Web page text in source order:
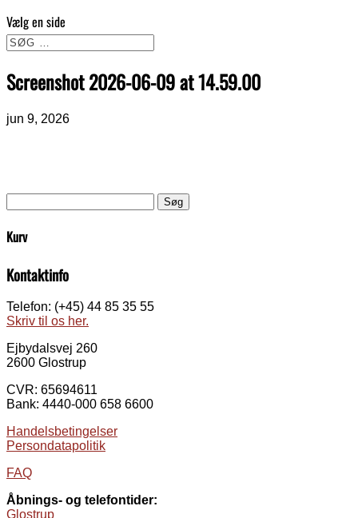
Vælg en side
Screenshot 2026-06-09 at 14.59.00
jun 9, 2026
efter:
Kurv
Kontaktinfo
Telefon: (+45) 44 85 35 55
Skriv til os her.
Ejbydalsvej 260
2600 Glostrup
CVR: 65694611
Bank: 4440-000 658 6600
Handelsbetingelser
Persondatapolitik
FAQ
Åbnings- og telefontider:
Glostrup